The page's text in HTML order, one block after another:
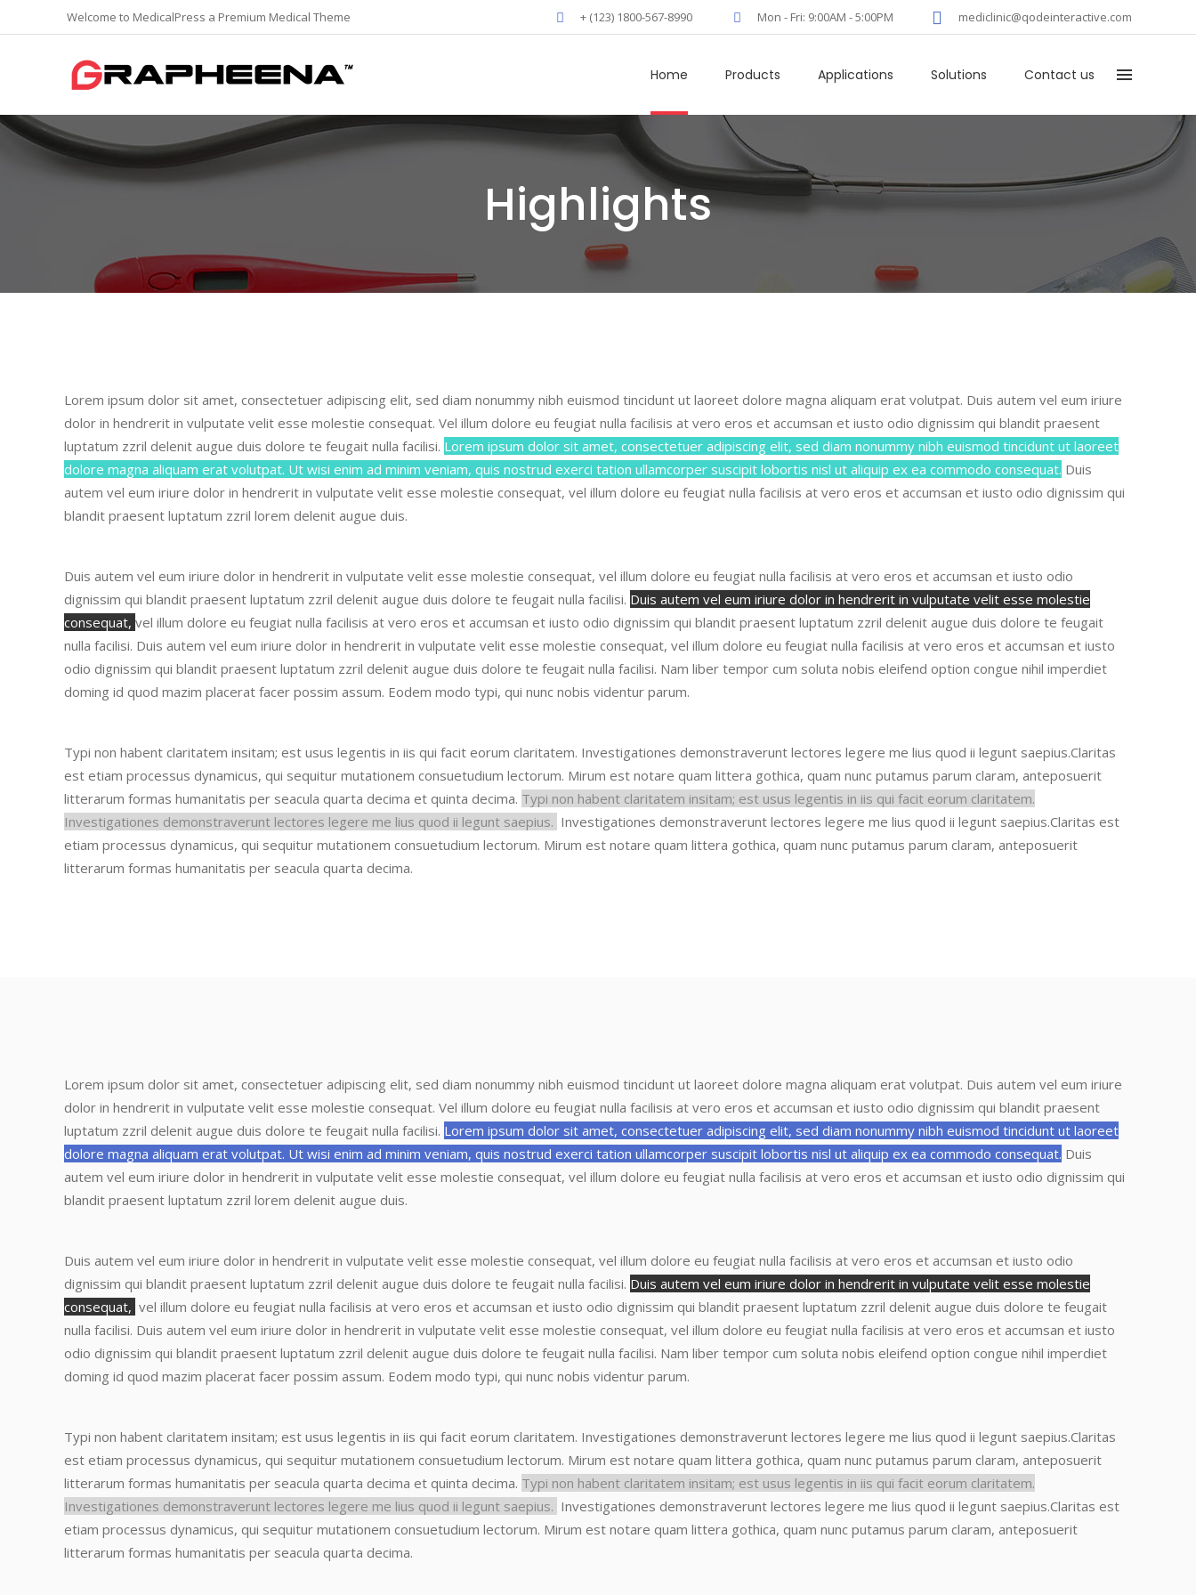
Welcome to MedicalPress a Premium Medical Theme + (123) 1800-567-8990 Mon - Fri: 9:00AM - 5:00PM mediclinic@qodeinteractive.com
Home Products Applications Solutions Contact us
Highlights
Lorem ipsum dolor sit amet, consectetuer adipiscing elit, sed diam nonummy nibh euismod tincidunt ut laoreet dolore magna aliquam erat volutpat. Duis autem vel eum iriure
dolor in hendrerit in vulputate velit esse molestie consequat. Vel illum dolore eu feugiat nulla facilisis at vero eros et accumsan et iusto odio dignissim qui blandit praesent
luptatum zzril delenit augue duis dolore te feugait nulla facilisi. Lorem ipsum dolor sit amet, consectetuer adipiscing elit, sed diam nonummy nibh euismod tincidunt ut laoreet
dolore magna aliquam erat volutpat. Ut wisi enim ad minim veniam, quis nostrud exerci tation ullamcorper suscipit lobortis nisl ut aliquip ex ea commodo consequat. Duis
autem vel eum iriure dolor in hendrerit in vulputate velit esse molestie consequat, vel illum dolore eu feugiat nulla facilisis at vero eros et accumsan et iusto odio dignissim qui
blandit praesent luptatum zzril lorem delenit augue duis.
Duis autem vel eum iriure dolor in hendrerit in vulputate velit esse molestie consequat, vel illum dolore eu feugiat nulla facilisis at vero eros et accumsan et iusto odio
dignissim qui blandit praesent luptatum zzril delenit augue duis dolore te feugait nulla facilisi. Duis autem vel eum iriure dolor in hendrerit in vulputate velit esse molestie
consequat, vel illum dolore eu feugiat nulla facilisis at vero eros et accumsan et iusto odio dignissim qui blandit praesent luptatum zzril delenit augue duis dolore te feugait
nulla facilisi. Duis autem vel eum iriure dolor in hendrerit in vulputate velit esse molestie consequat, vel illum dolore eu feugiat nulla facilisis at vero eros et accumsan et iusto
odio dignissim qui blandit praesent luptatum zzril delenit augue duis dolore te feugait nulla facilisi. Nam liber tempor cum soluta nobis eleifend option congue nihil imperdiet
doming id quod mazim placerat facer possim assum. Eodem modo typi, qui nunc nobis videntur parum.
Typi non habent claritatem insitam; est usus legentis in iis qui facit eorum claritatem. Investigationes demonstraverunt lectores legere me lius quod ii legunt saepius.Claritas
est etiam processus dynamicus, qui sequitur mutationem consuetudium lectorum. Mirum est notare quam littera gothica, quam nunc putamus parum claram, anteposuerit
litterarum formas humanitatis per seacula quarta decima et quinta decima. Typi non habent claritatem insitam; est usus legentis in iis qui facit eorum claritatem.
Investigationes demonstraverunt lectores legere me lius quod ii legunt saepius. Investigationes demonstraverunt lectores legere me lius quod ii legunt saepius.Claritas est
etiam processus dynamicus, qui sequitur mutationem consuetudium lectorum. Mirum est notare quam littera gothica, quam nunc putamus parum claram, anteposuerit
litterarum formas humanitatis per seacula quarta decima.
Lorem ipsum dolor sit amet, consectetuer adipiscing elit, sed diam nonummy nibh euismod tincidunt ut laoreet dolore magna aliquam erat volutpat. Duis autem vel eum iriure
dolor in hendrerit in vulputate velit esse molestie consequat. Vel illum dolore eu feugiat nulla facilisis at vero eros et accumsan et iusto odio dignissim qui blandit praesent
luptatum zzril delenit augue duis dolore te feugait nulla facilisi. Lorem ipsum dolor sit amet, consectetuer adipiscing elit, sed diam nonummy nibh euismod tincidunt ut laoreet
dolore magna aliquam erat volutpat. Ut wisi enim ad minim veniam, quis nostrud exerci tation ullamcorper suscipit lobortis nisl ut aliquip ex ea commodo consequat. Duis
autem vel eum iriure dolor in hendrerit in vulputate velit esse molestie consequat, vel illum dolore eu feugiat nulla facilisis at vero eros et accumsan et iusto odio dignissim qui
blandit praesent luptatum zzril lorem delenit augue duis.
Duis autem vel eum iriure dolor in hendrerit in vulputate velit esse molestie consequat, vel illum dolore eu feugiat nulla facilisis at vero eros et accumsan et iusto odio
dignissim qui blandit praesent luptatum zzril delenit augue duis dolore te feugait nulla facilisi. Duis autem vel eum iriure dolor in hendrerit in vulputate velit esse molestie
consequat, vel illum dolore eu feugiat nulla facilisis at vero eros et accumsan et iusto odio dignissim qui blandit praesent luptatum zzril delenit augue duis dolore te feugait
nulla facilisi. Duis autem vel eum iriure dolor in hendrerit in vulputate velit esse molestie consequat, vel illum dolore eu feugiat nulla facilisis at vero eros et accumsan et iusto
odio dignissim qui blandit praesent luptatum zzril delenit augue duis dolore te feugait nulla facilisi. Nam liber tempor cum soluta nobis eleifend option congue nihil imperdiet
doming id quod mazim placerat facer possim assum. Eodem modo typi, qui nunc nobis videntur parum.
Typi non habent claritatem insitam; est usus legentis in iis qui facit eorum claritatem. Investigationes demonstraverunt lectores legere me lius quod ii legunt saepius.Claritas
est etiam processus dynamicus, qui sequitur mutationem consuetudium lectorum. Mirum est notare quam littera gothica, quam nunc putamus parum claram, anteposuerit
litterarum formas humanitatis per seacula quarta decima et quinta decima. Typi non habent claritatem insitam; est usus legentis in iis qui facit eorum claritatem.
Investigationes demonstraverunt lectores legere me lius quod ii legunt saepius. Investigationes demonstraverunt lectores legere me lius quod ii legunt saepius.Claritas est
etiam processus dynamicus, qui sequitur mutationem consuetudium lectorum. Mirum est notare quam littera gothica, quam nunc putamus parum claram, anteposuerit
litterarum formas humanitatis per seacula quarta decima.